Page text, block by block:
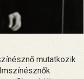
mutatkozik